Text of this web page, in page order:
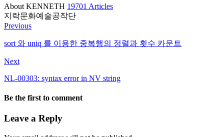
About KENNETH 19701 Articles
지락문화예술공작단
Previous
sort 와 uniq 를 이용한 중복행의 정렬과 횟수 카운트
Next
NL-00303: syntax error in NV string
Be the first to comment
Leave a Reply